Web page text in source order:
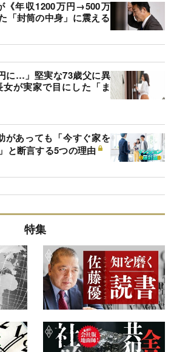
《年収1200万円→500万
「封筒の中身」に震える
に…」堅実な73歳父に異
が実家で目にした「ま
があっても「今すぐ家を
と断言する5つの理由
特集